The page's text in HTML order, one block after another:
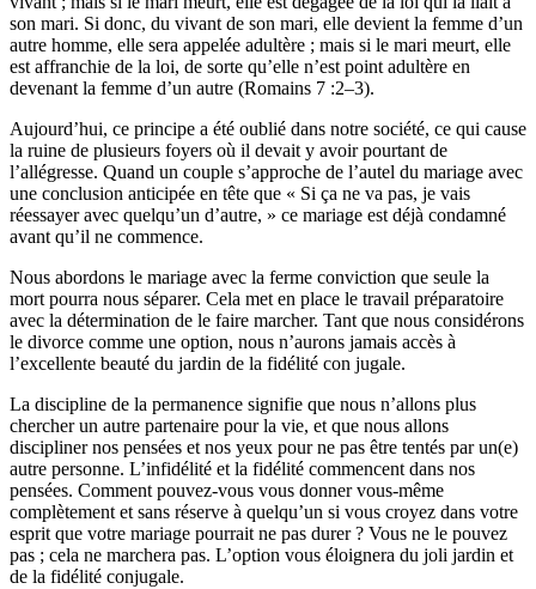
son mari. Si donc, du vivant de son mari, elle devient la femme d’un
autre homme, elle sera appelée adultère ; mais si le mari meurt, elle
est affranchie de la loi, de sorte qu’elle n’est point adultère en
devenant la femme d’un autre (Romains 7 :2–3).
Aujourd’hui, ce principe a été oublié dans notre société, ce qui cause
la ruine de plusieurs foyers où il devait y avoir pourtant de
l’allégresse. Quand un couple s’approche de l’autel du mariage avec
une conclusion anticipée en tête que « Si ça ne va pas, je vais
réessayer avec quelqu’un d’autre, » ce mariage est déjà condamné
avant qu’il ne commence.
Nous abordons le mariage avec la ferme conviction que seule la
mort pourra nous séparer. Cela met en place le travail préparatoire
avec la détermination de le faire marcher. Tant que nous considérons
le divorce comme une option, nous n’aurons jamais accès à
l’excellente beauté du jardin de la fidélité con jugale.
La discipline de la permanence signifie que nous n’allons plus
chercher un autre partenaire pour la vie, et que nous allons
discipliner nos pensées et nos yeux pour ne pas être tentés par un(e)
autre personne. L’infidélité et la fidélité commencent dans nos
pensées. Comment pouvez-vous vous donner vous-même
complètement et sans réserve à quelqu’un si vous croyez dans votre
esprit que votre mariage pourrait ne pas durer ? Vous ne le pouvez
pas ; cela ne marchera pas. L’option vous éloignera du joli jardin et
de la fidélité conjugale.